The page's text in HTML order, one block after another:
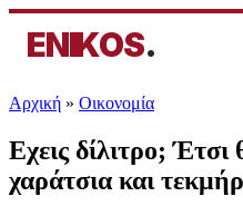
ENIKOS.
Αρχική » Oικονομία
Eχεις δίλιτρο; Έτσι
χαράτσια και